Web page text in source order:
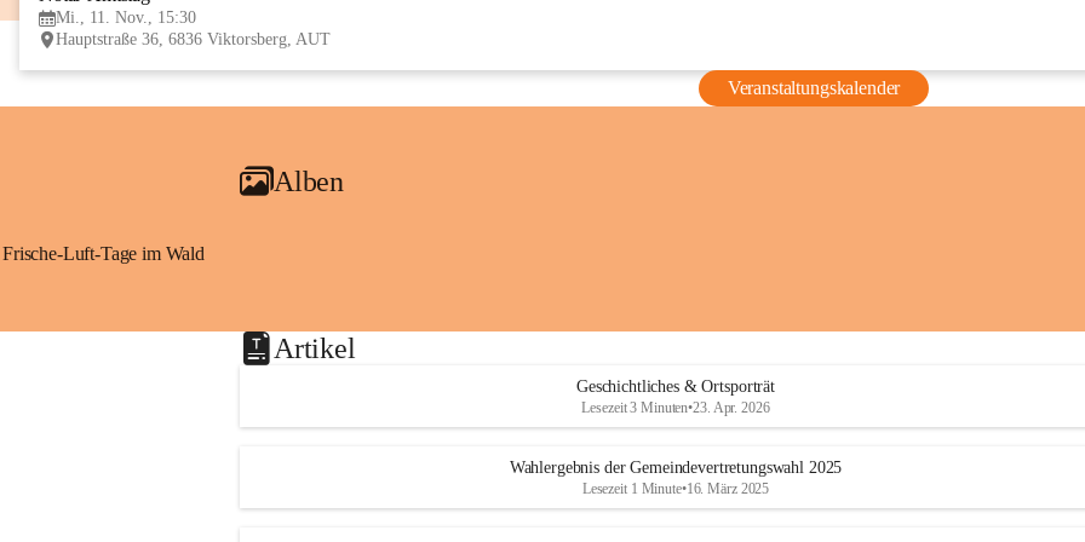
Mi., 11. Nov., 15:30
Hauptstraße 36, 6836 Viktorsberg, AUT
Veranstaltungskalender
Alben
Frische-Luft-Tage im Wald
Artikel
Geschichtliches & Ortsporträt
Lesezeit 3 Minuten•23. Apr. 2026
Wahlergebnis der Gemeindevertretungswahl 2025
Lesezeit 1 Minute•16. März 2025